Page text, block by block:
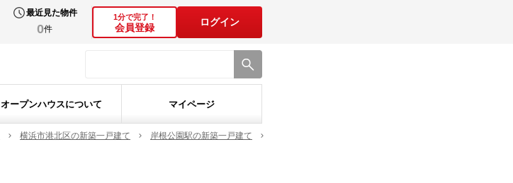
最近見た物件
0件
1分で完了！
会員登録
ログイン
オープンハウスについて マイページ
横浜市港北区の新築一戸建て
岸根公園駅の新築一戸建て